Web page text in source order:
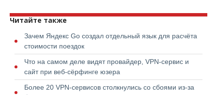
Читайте также
Зачем Яндекс Go создал отдельный язык для расчёта
стоимости поездок
Что на самом деле видят провайдер, VPN-сервис и
сайт при веб-сёрфинге юзера
Более 20 VPN-сервисов столкнулись со сбоями из-за